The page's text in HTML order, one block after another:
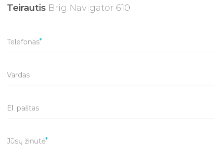
Teirautis Brig Navigator 610
Telefonas
Vardas
El. paštas
Jūsų žinutė